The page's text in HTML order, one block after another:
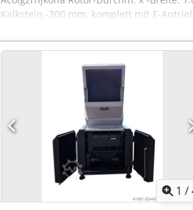
Kalkstein -300 mm, komplett mit E-
1 /